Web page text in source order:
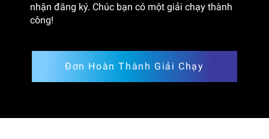
nhận đăng ký. Chúc bạn có một giải chạy thành
công!
Đơn Hoàn Thành Giải Chạy